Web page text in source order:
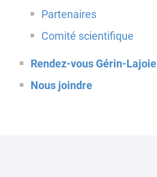
Partenaires
Comité scientifique
Rendez-vous Gérin-Lajoie
Nous joindre